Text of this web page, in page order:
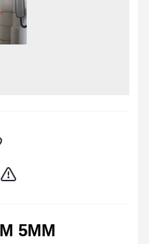
5MM